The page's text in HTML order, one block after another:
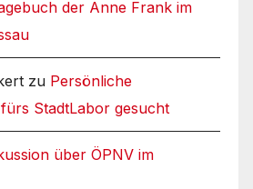
der Anne Frank im
zu Persönliche
StadtLabor gesucht
über ÖPNV im